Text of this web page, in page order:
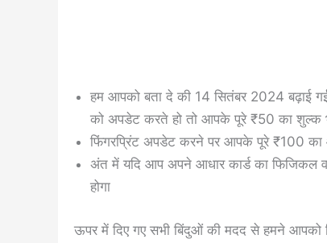
हम आपको बता दे की 14 सितंबर 2024 बढ़ाई
को अपडेट करते हो तो आपके पूरे ₹50 का शुल्क
फिंगरप्रिंट अपडेट करने पर आपके पूरे ₹100
अंत में यदि आप अपने आधार कार्ड का फिजिकल
होगा
ऊपर में दिए गए सभी बिंदुओं की मदद से हमने आपको